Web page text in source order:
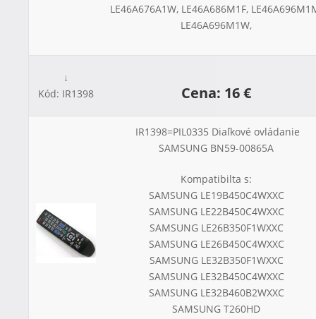
LE46A676A1W, LE46A686M1F,
LE46A696M1W,
↓
Kód: IR1398
Cena: 16 €
IR1398=PIL0335 Diaľkové ovládanie
SAMSUNG BN59-00865A
Kompatibilta s:
SAMSUNG LE19B450C4WXXC
SAMSUNG LE22B450C4WXXC
SAMSUNG LE26B350F1WXXC
SAMSUNG LE26B450C4WXXC
SAMSUNG LE32B350F1WXXC
SAMSUNG LE32B450C4WXXC
SAMSUNG LE32B460B2WXXC
SAMSUNG T260HD